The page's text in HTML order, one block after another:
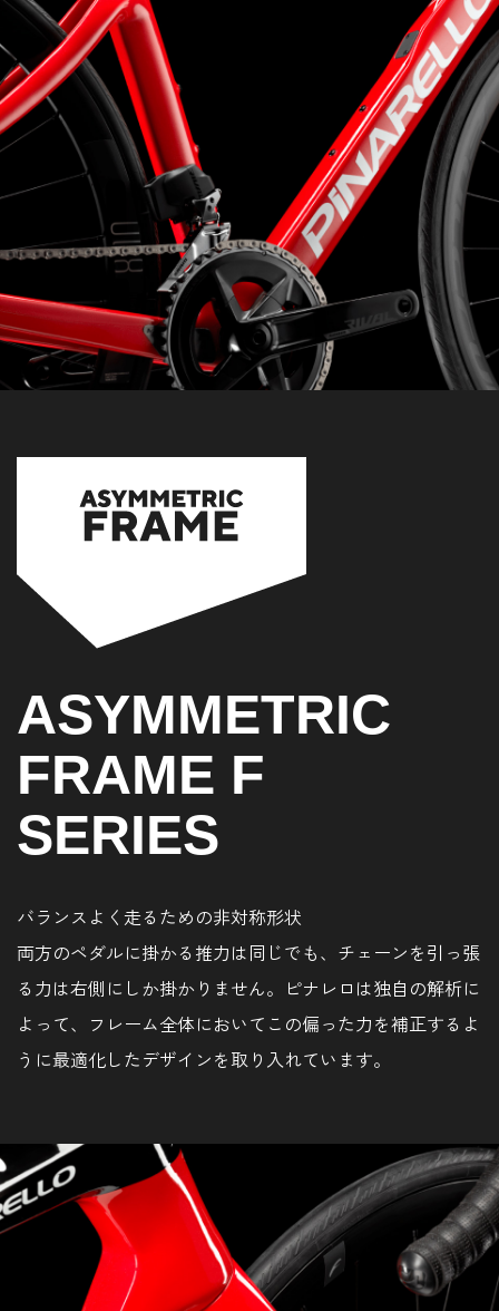
ASYMMETRIC
FRAME F
SERIES
バランスよく走るための非対称形状
両方のペダルに掛かる推力は同じでも、チェーンを引っ張
る力は右側にしか掛かりません。ピナレロは独自の解析に
よって、フレーム全体においてこの偏った力を補正するよ
うに最適化したデザインを取り入れています。